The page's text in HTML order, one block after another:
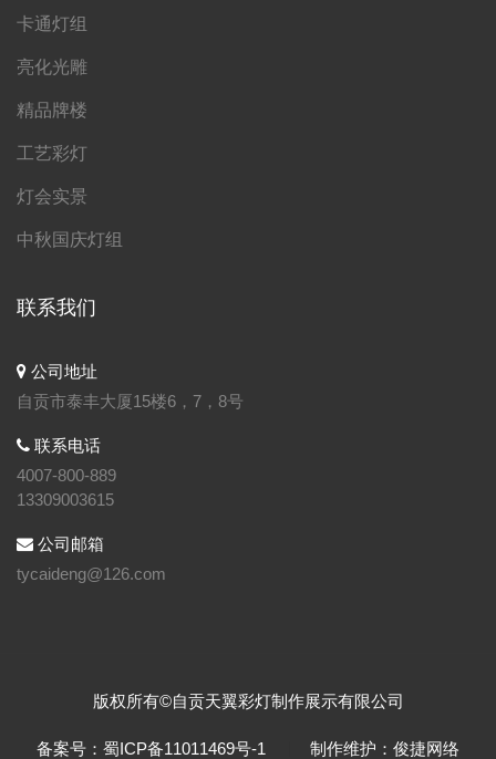
卡通灯组
亮化光雕
精品牌楼
工艺彩灯
灯会实景
中秋国庆灯组
联系我们
公司地址
自贡市泰丰大厦15楼6，7，8号
联系电话
4007-800-889
13309003615
公司邮箱
tycaideng@126.com
版权所有©自贡天翼彩灯制作展示有限公司
备案号：蜀ICP备11011469号-1 制作维护：俊捷网络